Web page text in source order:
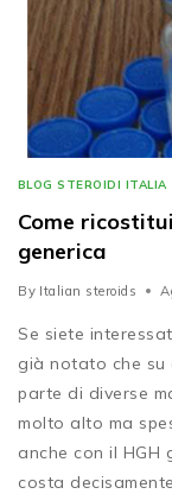
BLOG STEROIDI ITALIA
Come
generica
By Italian steroids
Se siete
già notato che
parte di diverse
molto alto ma
anche con il HGH
costa